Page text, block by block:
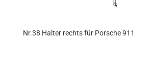
Nr.38 Halter rechts für Porsche 911